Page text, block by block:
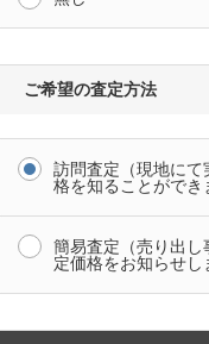
ご希望の査定方法
訪問査定（現地に
格を知ることができ
簡易査定（売り出
定価格をお知らせし